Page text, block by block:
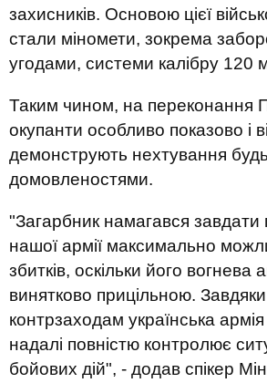
захисників. Основою цієї
стали міномети, зокрема
угодами, системи калібру 120
Таким чином, на переконання
окупанти особливо показово і
демонструють нехтування
домовленостями.
"Загарбник намагався завдати
нашої армії максимально
збитків, оскільки його вогнева
винятково прицільною.
контрзаходам українська
надалі повністю контролює
бойових дій", - додав спікер